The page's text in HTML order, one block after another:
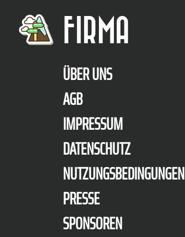
FIRMA
ÜBER UNS
AGB
IMPRESSUM
DATENSCHUTZ
NUTZUNGSBEDINGUNGEN
PRESSE
SPONSOREN